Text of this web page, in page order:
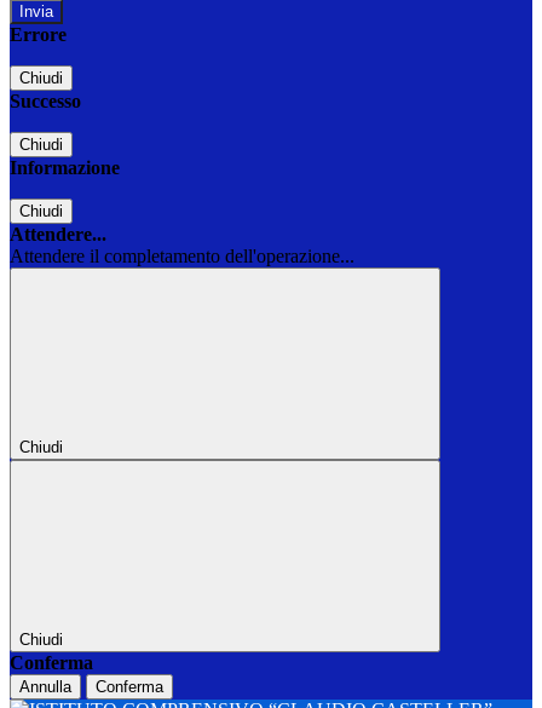
Errore
Chiudi
Successo
Chiudi
Informazione
Chiudi
Attendere...
Attendere il completamento dell'operazione...
Chiudi
Chiudi
Conferma
Annulla Conferma